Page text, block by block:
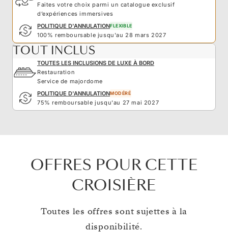
Faites votre choix parmi un catalogue exclusif
d’expériences immersives
POLITIQUE D'ANNULATIONFLEXIBLE
100% remboursable jusqu'au 28 mars 2027
TOUT INCLUS
TOUTES LES INCLUSIONS DE LUXE À BORD
Restauration
Service de majordome
POLITIQUE D'ANNULATIONMODÉRÉ
75% remboursable jusqu'au 27 mai 2027
OFFRES POUR CETTE
CROISIÈRE
Toutes les offres sont sujettes à la
disponibilité.